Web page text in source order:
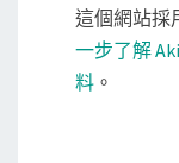
這個網站採
一步了解
料 。